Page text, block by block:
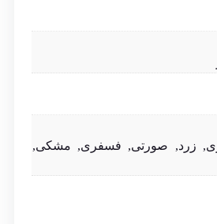
زرد, صورتی, فسفری, مشکی,